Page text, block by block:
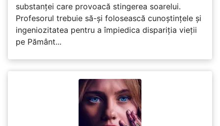
substanței care provoacă stingerea soarelui.
Profesorul trebuie să-și folosească cunoștințele și
ingeniozitatea pentru a împiedica dispariția vieții
pe Pământ...